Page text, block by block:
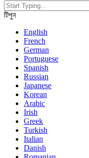
টিপুন
English
French
German
Portuguese
Spanish
Russian
Japanese
Korean
Arabic
Irish
Greek
Turkish
Italian
Danish